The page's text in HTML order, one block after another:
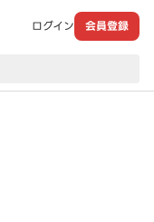
ログイン 会員登録